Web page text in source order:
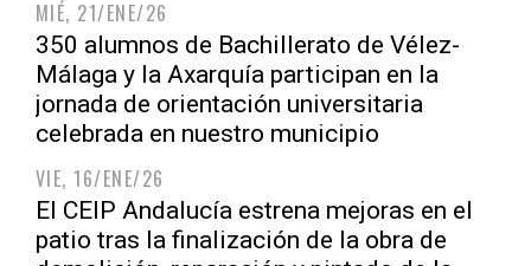
MIÉ, 21/ENE/26
350 alumnos de Bachillerato de Vélez-
Málaga y la Axarquía participan en la
jornada de orientación universitaria
celebrada en nuestro municipio
VIE, 16/ENE/26
El CEIP Andalucía estrena mejoras en el
patio tras la finalización de la obra de